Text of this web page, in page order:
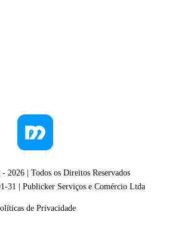
- 2026 | Todos os Direitos Reservados
31 | Publicker Serviços e Comércio Ltda
de Privacidade